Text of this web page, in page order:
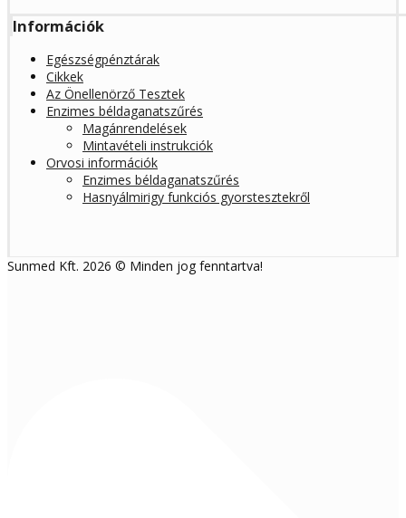
Információk
Egészségpénztárak
Cikkek
Az Önellenörző Tesztek
Enzimes béldaganatszűrés
Magánrendelések
Mintavételi instrukciók
Orvosi információk
Enzimes béldaganatszűrés
Hasnyálmirigy funkciós gyorstesztekről
Sunmed Kft. 2026 © Minden jog fenntartva!